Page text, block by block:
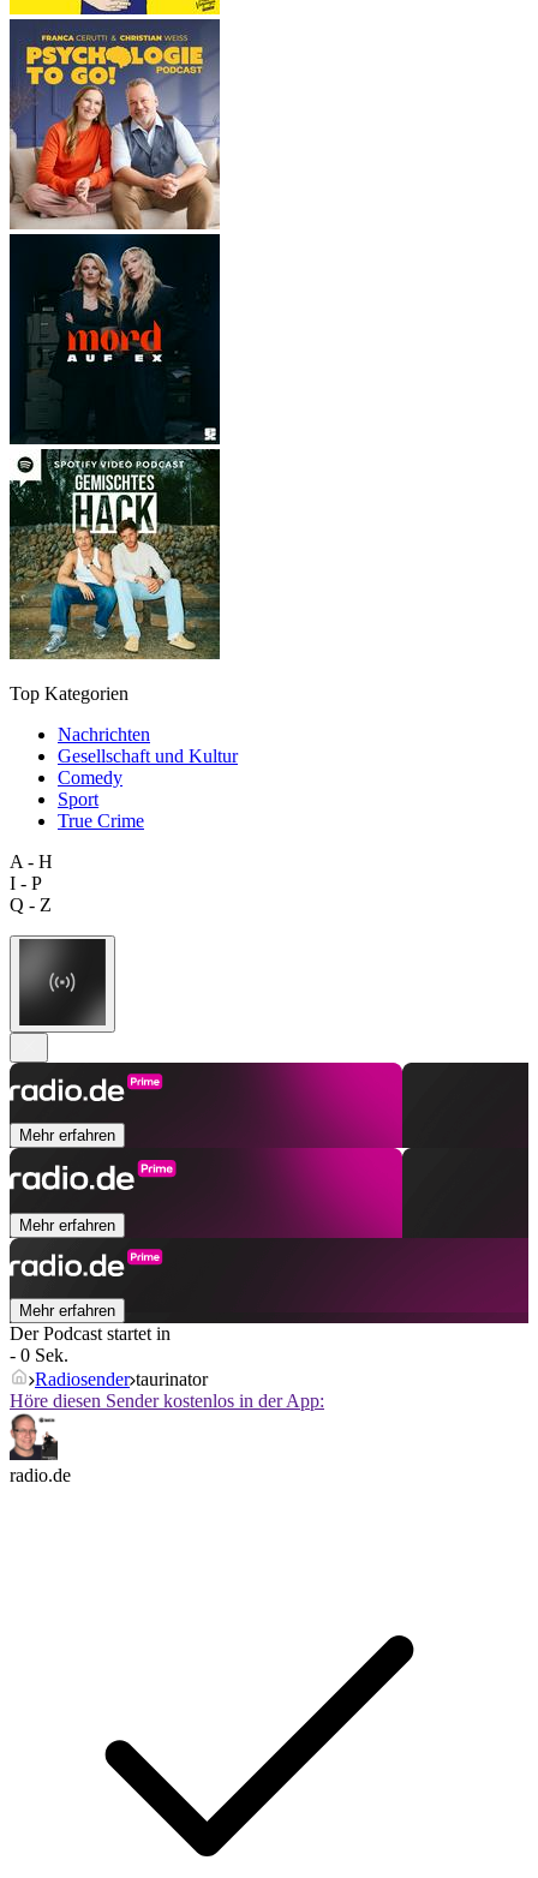
Top Kategorien
Nachrichten
Gesellschaft und Kultur
Comedy
Sport
True Crime
A - H
I - P
Q - Z
Mehr erfahren
Mehr erfahren
Mehr erfahren
Der Podcast startet in
- 0 Sek.
Radiosender taurinator
Höre diesen Sender kostenlos in der App:
radio.de